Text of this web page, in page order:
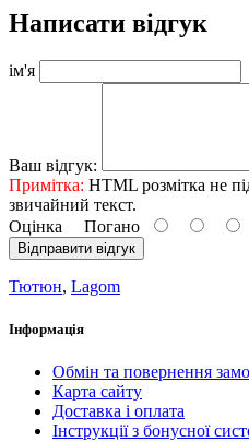
Написати відгук
ім'я
Ваш відгук:
Примітка: HTML розмітка не
звичайний текст.
Оцінка Погано
Відправити відгук
Тютюн, Lagom
Інформація
Обмін та повернення
Карта сайту
Доставка і оплата
Інструкції з бонусної